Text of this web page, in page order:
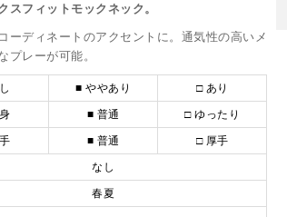
フィットモックネック。
ーディネートのアクセントに。通気性の高いメ
プレーが可能。
■ ややあり □ あり
■ 普通 □ ゆったり
■ 普通 □ 厚手
なし
春夏